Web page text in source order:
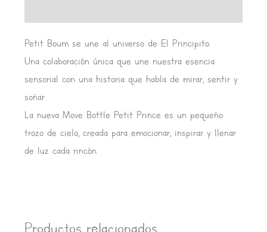
Petit Boum se une al universo de El Principito.
Una colaboración única que une nuestra esencia
sensorial con una historia que habla de mirar, sentir y
soñar.
La nueva Move Bottle Petit Prince es un pequeño
trozo de cielo, creada para emocionar, inspirar y llenar
de luz cada rincón.